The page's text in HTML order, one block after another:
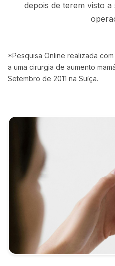
depois de terem visto a
*Pesquisa Online realizada
a uma cirurgia de aumento
Setembro de 2011 na Suíça.